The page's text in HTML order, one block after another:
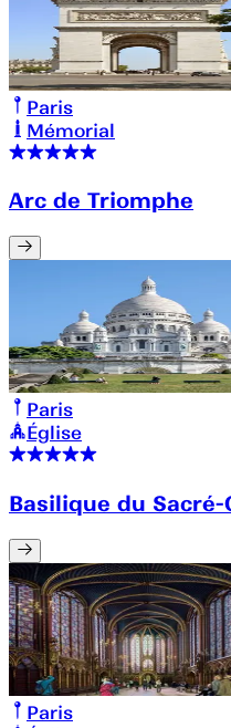
Paris
Mémorial
Arc de Triomphe
Paris
Église
Basilique du
Paris